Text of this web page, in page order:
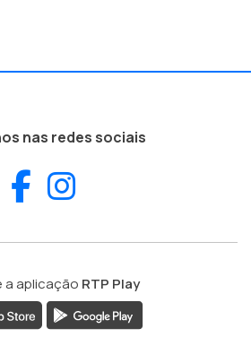
nas redes sociais
Facebook
a aplicação RTP Play